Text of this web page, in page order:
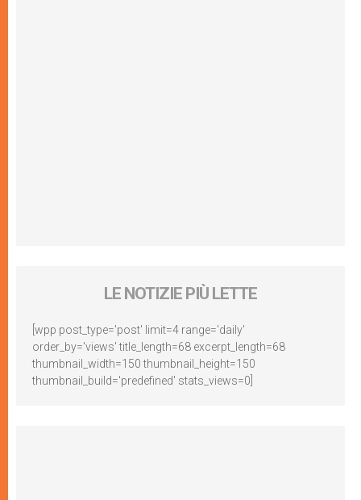
LE NOTIZIE PIÙ LETTE
[wpp post_type='post' limit=4 range='daily'
order_by='views' title_length=68 excerpt_length=68
thumbnail_width=150 thumbnail_height=150
thumbnail_build='predefined' stats_views=0]